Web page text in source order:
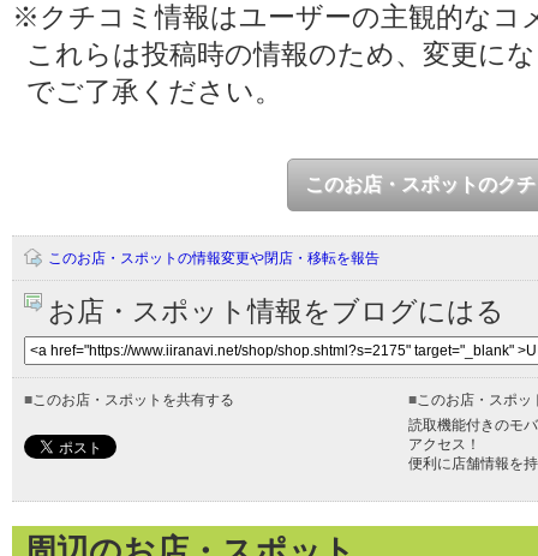
※クチコミ情報はユーザーの主観的なコ
これらは投稿時の情報のため、変更に
でご了承ください。
このお店・スポットのク
このお店・スポットの情報変更や閉店・移転を報告
お店・スポット情報をブログにはる
■このお店・スポットを共有する ■このお店・スポッ
読取機能付きのモ
アクセス！
便利に店舗情報を